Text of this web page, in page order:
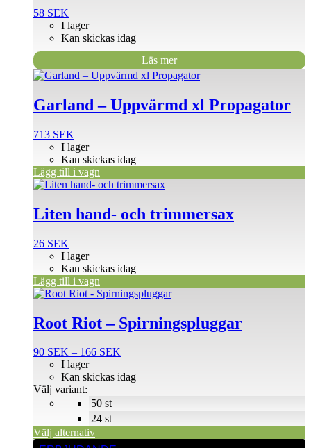
58 SEK
I lager
Kan skickas idag
Läs mer
Garland – Uppvärmd xl Propagator
713 SEK
I lager
Kan skickas idag
Lägg till i vagn
Liten hand- och trimmersax
26 SEK
I lager
Kan skickas idag
Lägg till i vagn
Root Riot – Spirningspluggar
90 SEK – 166 SEK
till
50 st
24 st
I lager
Kan skickas idag
Välj variant:
Välj alternativ
Den
produkten
har
varianter.
olika
alternativen
på
produktsidan